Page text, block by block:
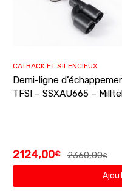
CATBACK ET SILENCIEUX
Demi-ligne
TFSI – SSXAU665 –
2360,00€
2124,00€